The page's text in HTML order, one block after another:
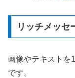
リッチメッセ
画像やテキストを
です。